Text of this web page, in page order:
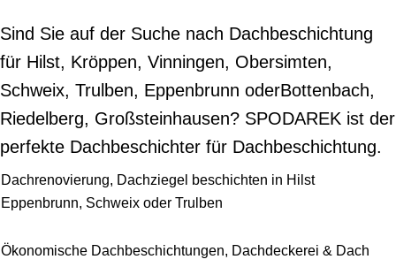
Sind Sie auf der Suche nach Dachbeschichtung
für Hilst, Kröppen, Vinningen, Obersimten,
Schweix, Trulben, Eppenbrunn oderBottenbach,
Riedelberg, Großsteinhausen? SPODAREK ist der
perfekte Dachbeschichter für Dachbeschichtung.
Dachrenovierung, Dachziegel beschichten in Hilst
Eppenbrunn, Schweix oder Trulben
Ökonomische Dachbeschichtungen, Dachdeckerei & Dach